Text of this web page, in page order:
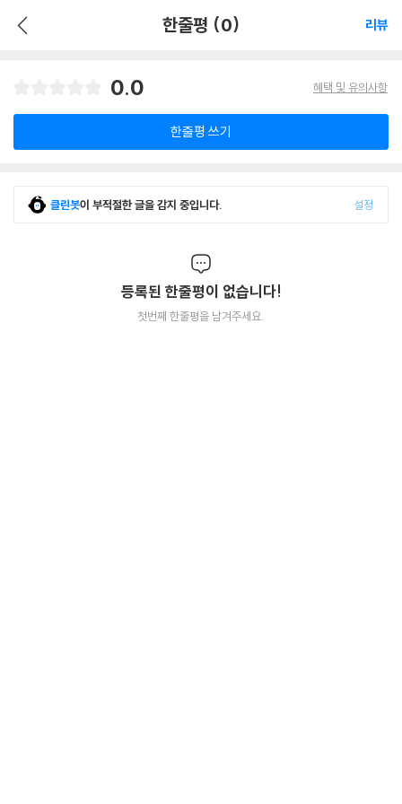
한줄평 (0) 리뷰
0.0 혜택 및 유의사항
한줄평 쓰기
클린봇이 부적절한 글을 감지 중입니다. 설정
등록된 한줄평이 없습니다!
첫번째 한줄평을 남겨주세요.